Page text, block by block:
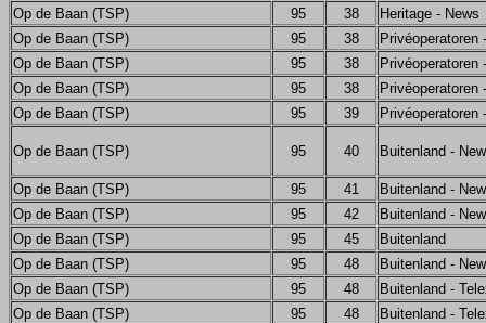
Op de Baan (TSP)
95 38
Heritage - News
Op de Baan (TSP)
95 38
Privéoperatoren
Op de Baan (TSP)
95 38
Privéoperatoren
Op de Baan (TSP)
95 38
Privéoperatoren
Op de Baan (TSP)
95 39 Privéoperatoren
Op de Baan (TSP) 95 40 Buitenland -
Op de Baan (TSP) 95 41
Buitenland -
Op de Baan (TSP)
95 42
Buitenland -
Op de Baan (TSP)
95 45
Buitenland
Op de Baan (TSP)
95 48
Buitenland -
Op de Baan (TSP)
95 48
Buitenland -
Op de Baan (TSP)
95 48
Buitenland -